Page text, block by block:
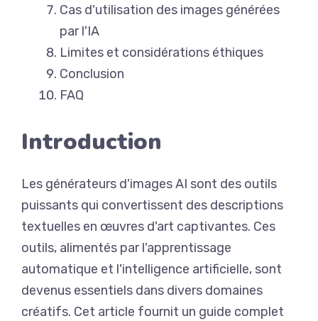
Cas d'utilisation des images générées
par l'IA
Limites et considérations éthiques
Conclusion
FAQ
Introduction
Les générateurs d'images AI sont des outils
puissants qui convertissent des descriptions
textuelles en œuvres d'art captivantes. Ces
outils, alimentés par l'apprentissage
automatique et l'intelligence artificielle, sont
devenus essentiels dans divers domaines
créatifs. Cet article fournit un guide complet